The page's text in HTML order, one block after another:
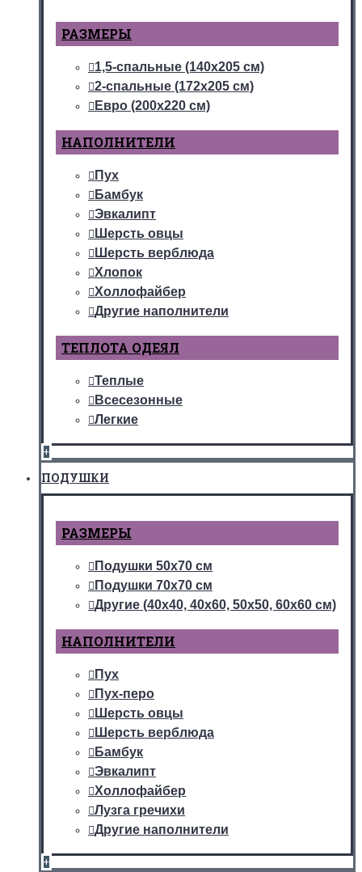
РАЗМЕРЫ
1,5-спальные (140х205 см)
2-спальные (172х205 см)
Евро (200х220 см)
НАПОЛНИТЕЛИ
Пух
Бамбук
Эвкалипт
Шерсть овцы
Шерсть верблюда
Хлопок
Холлофайбер
Другие наполнители
ТЕПЛОТА ОДЕЯЛ
Теплые
Всесезонные
Легкие
+
ПОДУШКИ
РАЗМЕРЫ
Подушки 50х70 см
Подушки 70х70 см
Другие (40х40, 40х60, 50х50, 60х60 см)
НАПОЛНИТЕЛИ
Пух
Пух-перо
Шерсть овцы
Шерсть верблюда
Бамбук
Эвкалипт
Холлофайбер
Лузга гречихи
Другие наполнители
+